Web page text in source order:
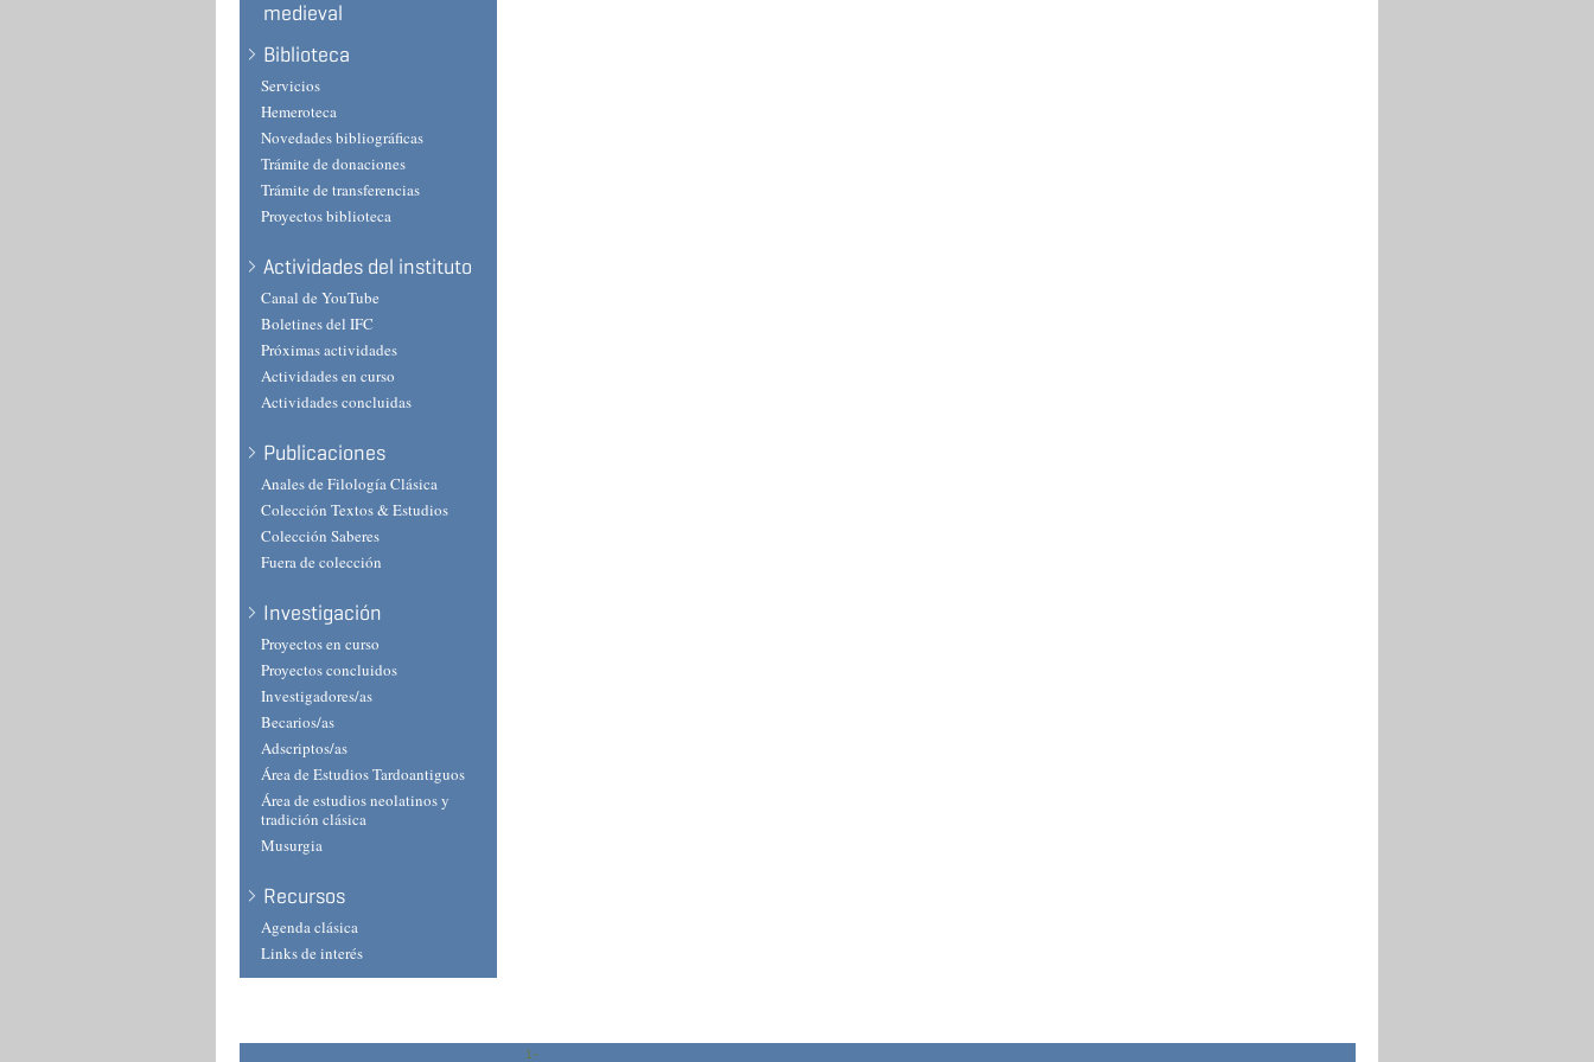
medieval
Biblioteca
Servicios
Hemeroteca
Novedades bibliográficas
Trámite de donaciones
Trámite de transferencias
Proyectos biblioteca
Actividades del instituto
Canal de YouTube
Boletines del IFC
Próximas actividades
Actividades en curso
Actividades concluidas
Publicaciones
Anales de Filología Clásica
Colección Textos & Estudios
Colección Saberes
Fuera de colección
Investigación
Proyectos en curso
Proyectos concluidos
Investigadores/as
Becarios/as
Adscriptos/as
Área de Estudios Tardoantiguos
Área de estudios neolatinos y
tradición clásica
Musurgia
Recursos
Agenda clásica
Links de interés